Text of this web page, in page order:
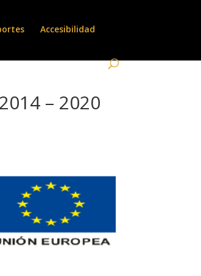
Accesibilidad
– 2020